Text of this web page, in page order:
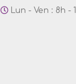
Lun - Ven : 8h -